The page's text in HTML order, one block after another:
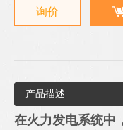
询价
产品描述
在火力发电系统中